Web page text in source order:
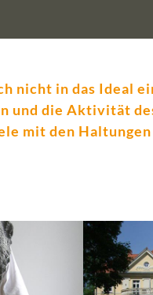
nicht in das Ideal
und die Aktivität
mit den